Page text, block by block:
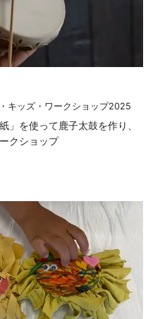
キッズ・ワークショップ2025
」を使って鹿子太鼓を作り、
クショップ